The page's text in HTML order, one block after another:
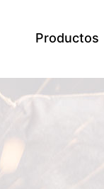
Productos